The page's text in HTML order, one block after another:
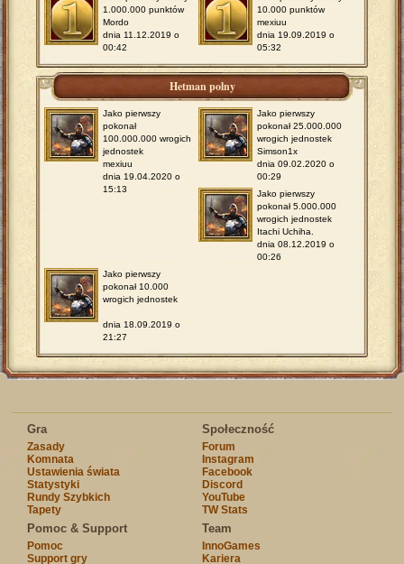
1.000.000 punktów
Mordo
dnia 11.12.2019 o
00:42
10.000 punktów
mexiuu
dnia 19.09.2019 o
05:32
Hetman polny
Jako pierwszy
pokonał
100.000.000 wrogich
jednostek
mexiuu
dnia 19.04.2020 o
15:13
Jako pierwszy
pokonał 25.000.000
wrogich jednostek
Simson1x
dnia 09.02.2020 o
00:29
Jako pierwszy
pokonał 5.000.000
wrogich jednostek
Itachi Uchiha.
dnia 08.12.2019 o
00:26
Jako pierwszy
pokonał 10.000
wrogich jednostek
dnia 18.09.2019 o
21:27
Gra
Zasady
Komnata
Ustawienia świata
Statystyki
Rundy Szybkich
Tapety
Społeczność
Forum
Instagram
Facebook
Discord
YouTube
TW Stats
Pomoc & Support
Pomoc
Support gry
Team
InnoGames
Kariera